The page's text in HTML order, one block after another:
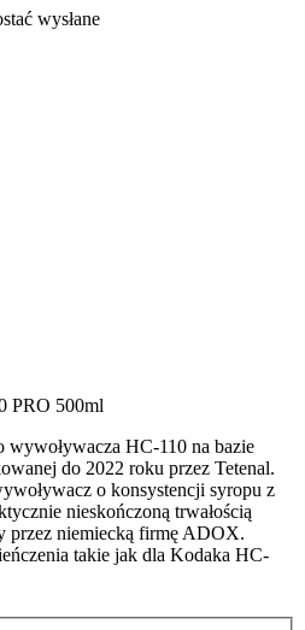
wysłane
PRO 500ml
HC-110 na bazie
do 2022 roku przez Tetenal.
o konsystencji syropu z
nieskończoną trwałością
przez niemiecką firmę ADOX.
takie jak dla Kodaka HC-